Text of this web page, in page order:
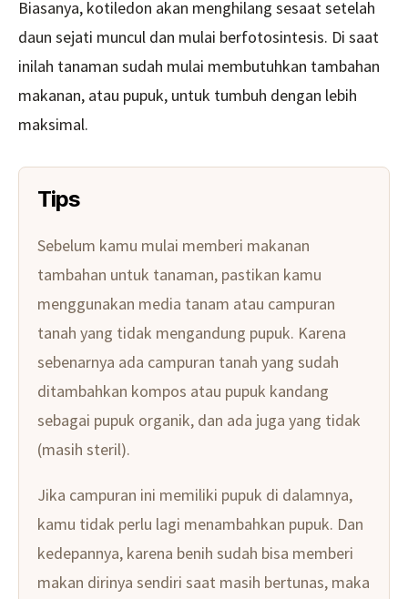
Biasanya, kotiledon akan menghilang sesaat setelah
daun sejati muncul dan mulai berfotosintesis. Di saat
inilah tanaman sudah mulai membutuhkan tambahan
makanan, atau pupuk, untuk tumbuh dengan lebih
maksimal.
Tips
Sebelum kamu mulai memberi makanan
tambahan untuk tanaman, pastikan kamu
menggunakan media tanam atau campuran
tanah yang tidak mengandung pupuk. Karena
sebenarnya ada campuran tanah yang sudah
ditambahkan kompos atau pupuk kandang
sebagai pupuk organik, dan ada juga yang tidak
(masih steril).
Jika campuran ini memiliki pupuk di dalamnya,
kamu tidak perlu lagi menambahkan pupuk. Dan
kedepannya, karena benih sudah bisa memberi
makan dirinya sendiri saat masih bertunas, maka